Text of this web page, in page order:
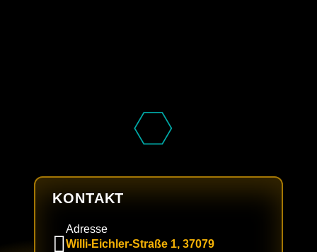
KONTAKT
Adresse
Willi-Eichler-Straße 1, 37079